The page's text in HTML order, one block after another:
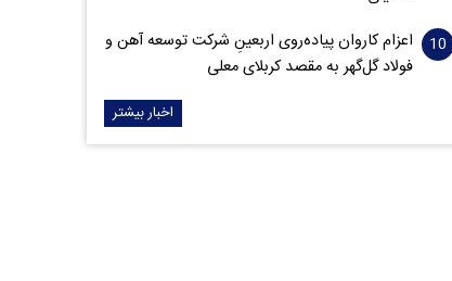
اعزام کاروان پیاده‌روی اربعینِ شرکت توسعه آهن و
فولاد گل‌گهر به مقصد کربلای معلی
اخبار بیشتر